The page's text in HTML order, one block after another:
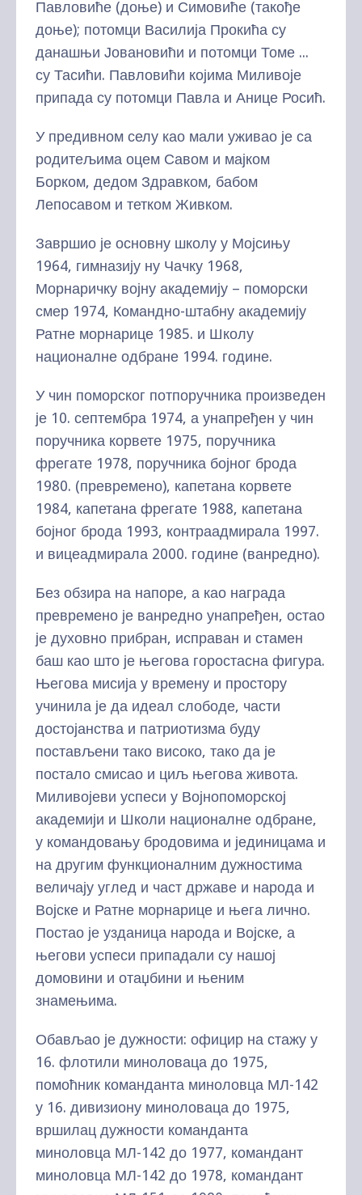
Павловиће (доње) и Симовиће (такође
доње); потомци Василија Прокића су
данашњи Јовановићи и потомци Томе ...
су Тасићи. Павловићи којима Миливоје
припада су потомци Павла и Анице Росић.
У предивном селу као мали уживао је са
родитељима оцем Савом и мајком
Борком, дедом Здравком, бабом
Лепосавом и тетком Живком.
Завршио је основну школу у Мојсињу
1964, гимназију ну Чачку 1968,
Морнаричку војну академију – поморски
смер 1974, Командно-штабну академију
Ратне морнарице 1985. и Школу
националне одбране 1994. године.
У чин поморског потпоручника произведен
је 10. септембра 1974, а унапређен у чин
поручника корвете 1975, поручника
фрегате 1978, поручника бојног брода
1980. (превремено), капетана корвете
1984, капетана фрегате 1988, капетана
бојног брода 1993, контраадмирала 1997.
и вицеадмирала 2000. године (ванредно).
Без обзира на напоре, а као награда
превремено је ванредно унапређен, остао
је духовно прибран, исправан и стамен
баш као што је његова горостасна фигура.
Његова мисија у времену и простору
учинила је да идеал слободе, части
достојанства и патриотизма буду
постављени тако високо, тако да је
постало смисао и циљ његова живота.
Миливојеви успеси у Војнопоморској
академији и Школи националне одбране,
у командовању бродовима и јединицама и
на другим функционалним дужностима
величају углед и част државе и народа и
Војске и Ратне морнарице и њега лично.
Постао је узданица народа и Војске, а
његови успеси припадали су нашој
домовини и отаџбини и њеним
знамењима.
Обављао је дужности: официр на стажу у
16. флотили миноловаца до 1975,
помоћник команданта миноловца МЛ-142
у 16. дивизиону миноловаца до 1975,
вршилац дужности команданта
миноловца МЛ-142 до 1977, командант
миноловца МЛ-142 до 1978, командант